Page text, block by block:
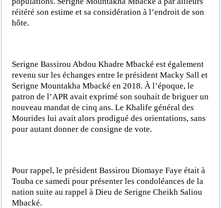
réitéré son estime et sa considération à l’endroit de son
hôte.
Serigne Bassirou Abdou Khadre Mbacké est également
revenu sur les échanges entre le président Macky Sall et
Serigne Mountakha Mbacké en 2018. À l’époque, le
patron de l’APR avait exprimé son souhait de briguer un
nouveau mandat de cinq ans. Le Khalife général des
Mourides lui avait alors prodigué des orientations, sans
pour autant donner de consigne de vote.
Pour rappel, le président Bassirou Diomaye Faye était à
Touba ce samedi pour présenter les condoléances de la
nation suite au rappel à Dieu de Serigne Cheikh Saliou
Mbacké.